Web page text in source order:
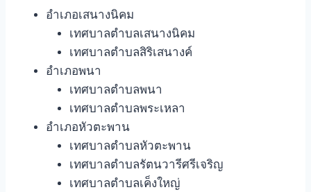
อำเภอเสนางนิคม
เทศบาลตำบลเสนางนิคม
เทศบาลตำบลสิริเสนางค์
อำเภอพนา
เทศบาลตำบลพนา
เทศบาลตำบลพระเหลา
อำเภอหัวตะพาน
เทศบาลตำบลหัวตะพาน
เทศบาลตำบลรัตนวารีศรีเจริญ
เทศบาลตำบลเค็งใหญ่